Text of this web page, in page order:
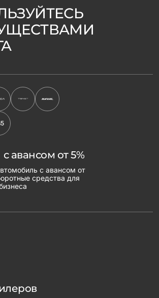
авансом от 5%
с авансом от
средства для